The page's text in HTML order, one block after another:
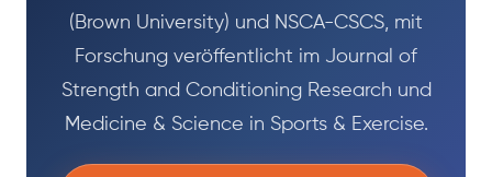
(Brown University) und NSCA-CSCS, mit
Forschung veröffentlicht im Journal of
Strength and Conditioning Research und
Medicine & Science in Sports & Exercise.